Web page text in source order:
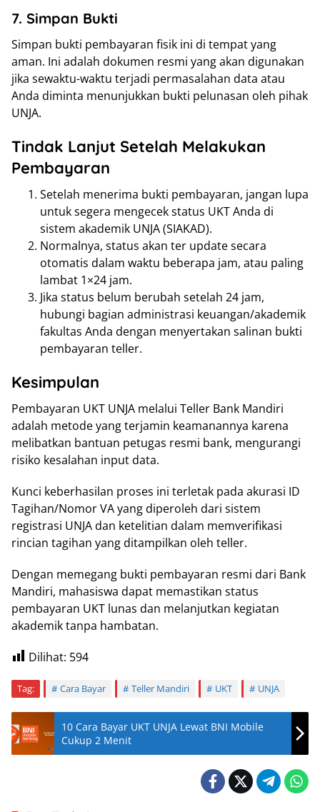
7. Simpan Bukti
Simpan bukti pembayaran fisik ini di tempat yang
aman. Ini adalah dokumen resmi yang akan digunakan
jika sewaktu-waktu terjadi permasalahan data atau
Anda diminta menunjukkan bukti pelunasan oleh pihak
UNJA.
Tindak Lanjut Setelah Melakukan
Pembayaran
Setelah menerima bukti pembayaran, jangan lupa
untuk segera mengecek status UKT Anda di
sistem akademik UNJA (SIAKAD).
Normalnya, status akan ter update secara
otomatis dalam waktu beberapa jam, atau paling
lambat 1×24 jam.
Jika status belum berubah setelah 24 jam,
hubungi bagian administrasi keuangan/akademik
fakultas Anda dengan menyertakan salinan bukti
pembayaran teller.
Kesimpulan
Pembayaran UKT UNJA melalui Teller Bank Mandiri
adalah metode yang terjamin keamanannya karena
melibatkan bantuan petugas resmi bank, mengurangi
risiko kesalahan input data.
Kunci keberhasilan proses ini terletak pada akurasi ID
Tagihan/Nomor VA yang diperoleh dari sistem
registrasi UNJA dan ketelitian dalam memverifikasi
rincian tagihan yang ditampilkan oleh teller.
Dengan memegang bukti pembayaran resmi dari Bank
Mandiri, mahasiswa dapat memastikan status
pembayaran UKT lunas dan melanjutkan kegiatan
akademik tanpa hambatan.
Dilihat: 594
Tag: Cara Bayar Teller Mandiri UKT UNJA
10 Cara Bayar UKT UNJA Lewat BNI Mobile
Cukup 2 Menit